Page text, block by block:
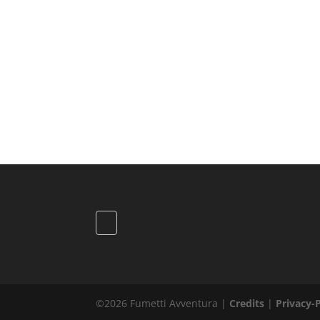
©2026 Fumetti Avventura | Credits | Privacy-